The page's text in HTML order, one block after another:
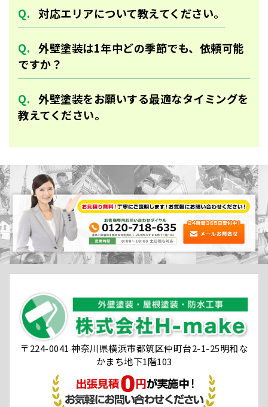
対応エリアについて教えてください。
外壁塗装は1年中どの季節でも、依頼可能
ですか？
外壁塗装をお願いする最適なタイミングを
教えてください。
〒224-0041 神奈川県横浜市都筑区仲町台2-1-25明和な
かまち地下1階103